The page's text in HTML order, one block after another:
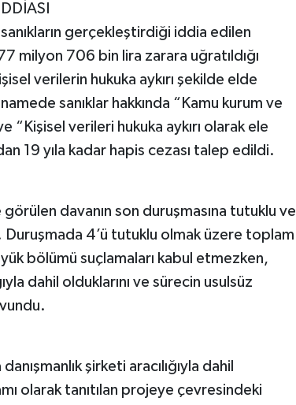
gerçekleştirdiği iddia edilen
milyon 706 bin lira zarara uğratıldığı
verilerin hukuka aykırı şekilde elde
sanıklar hakkında “Kamu kurum ve
“Kişisel verileri hukuka aykırı olarak ele
19 yıla kadar hapis cezası talep edildi.
davanın son duruşmasına tutuklu ve
Duruşmada 4’ü tutuklu olmak üzere toplam
bölümü suçlamaları kabul etmezken,
dahil olduklarını ve sürecin usulsüz
şirketi aracılığıyla dahil
olarak tanıtılan projeye çevresindeki